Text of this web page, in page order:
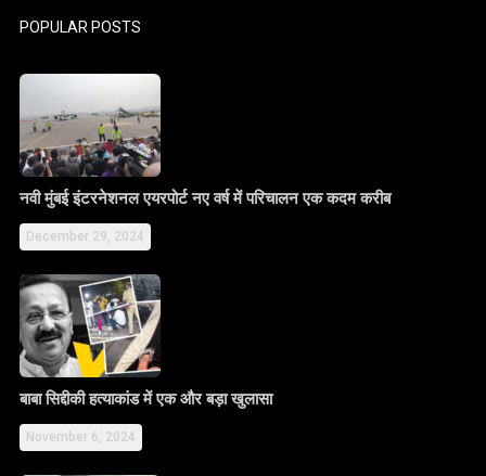
POPULAR POSTS
नवी मुंबई इंटरनेशनल एयरपोर्ट नए वर्ष में परिचालन एक कदम करीब
December 29, 2024
बाबा सिद्दीकी हत्याकांड में एक और बड़ा खुलासा
November 6, 2024